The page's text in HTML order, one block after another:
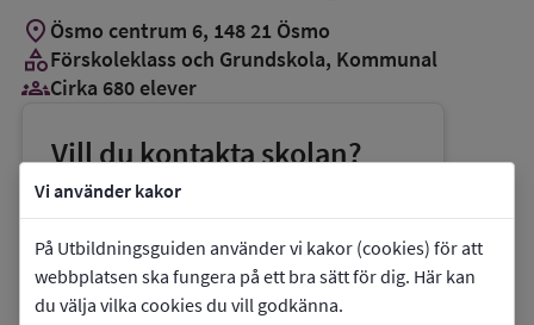
Vi använder kakor
På Utbildningsguiden använder vi kakor (cookies) för att
webbplatsen ska fungera på ett bra sätt för dig. Här kan
du välja vilka cookies du vill godkänna.
location_on Ösmo centrum 6, 14821 Ösmo
categoryFörskoleklass och Grundskola, Kommunal
groups_3Cirka 680 elever
Vill du kontakta skolan?
phoneTelefon:08-52073500
E-post: vanstaskolan@nynashamn.se
link Webbplats:Vanstaskolan F-9